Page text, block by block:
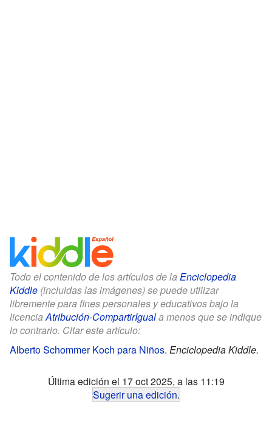
Todo el contenido de los artículos de la Enciclopedia
Kiddle (incluidas las imágenes) se puede utilizar
libremente para fines personales y educativos bajo la
licenciaAtribución-CompartirIguala menos que se indique
lo contrario. Citar este artículo:
Alberto Schommer Koch para Niños. Enciclopedia Kiddle.
Última edición el 17 oct 2025, a las 11:19
Sugerir una edición.